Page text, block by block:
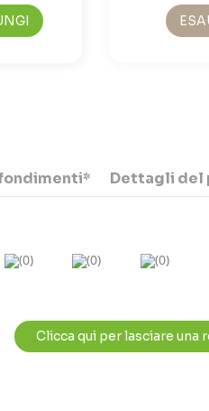
Dettagli del
(0) (0) (0)
Clicca qui per lasciare una